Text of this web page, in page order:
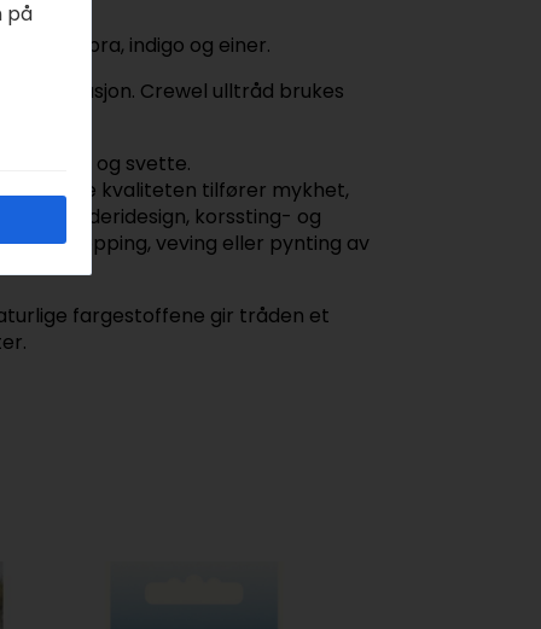
rabarbra, indigo og einer.
reparasjon. Crewel ulltråd brukes
gni og svette.
myke kvaliteten tilfører mykhet,
broderidesign, korssting- og
stopping, veving eller pynting av
fargestoffene gir tråden et
på